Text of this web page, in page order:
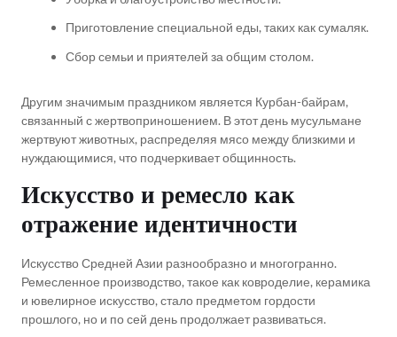
Приготовление специальной еды, таких как сумаляк.
Сбор семьи и приятелей за общим столом.
Другим значимым праздником является Курбан-байрам,
связанный с жертвоприношением. В этот день мусульмане
жертвуют животных, распределяя мясо между близкими и
нуждающимися, что подчеркивает общинность.
Искусство и ремесло как
отражение идентичности
Искусство Средней Азии разнообразно и многогранно.
Ремесленное производство, такое как ковроделие, керамика
и ювелирное искусство, стало предметом гордости
прошлого, но и по сей день продолжает развиваться.